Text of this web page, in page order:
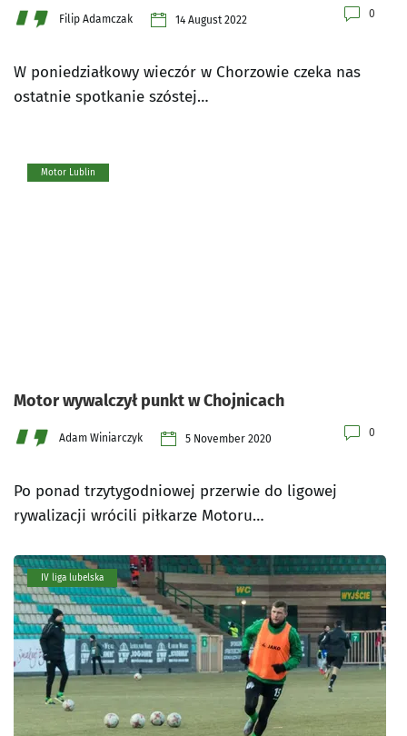
Filip Adamczak 14 August 2022 0
W poniedziałkowy wieczór w Chorzowie czeka nas
ostatnie spotkanie szóstej…
Motor Lublin
Motor wywalczył punkt w Chojnicach
Adam Winiarczyk 5 November 2020 0
Po ponad trzytygodniowej przerwie do ligowej
rywalizacji wrócili piłkarze Motoru…
IV liga lubelska